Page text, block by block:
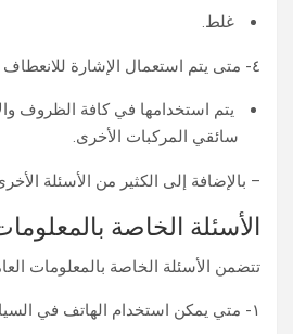
غلط.
٤- متى يتم استعمال الإشارة للانعطاف ؟
يتم استخدامها في كافة الظروف
سائقي المركبات الأخرى.
– بالإضافة إلى الكثير من الأسئلة
الأسئلة الخاصة
تتضمن الأسئلة الخاصة بالمعلومات
١- متي يمكن استخدام الهاتف في السيارة ؟